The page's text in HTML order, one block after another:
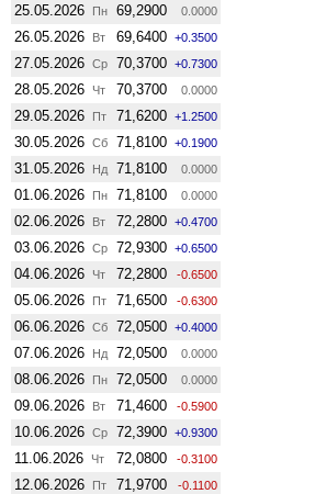
25.05.2026 Пн 69,2900 0.0000
26.05.2026 Вт 69,6400 +0.3500
27.05.2026 Ср 70,3700 +0.7300
28.05.2026 Чт 70,3700 0.0000
29.05.2026 Пт 71,6200 +1.2500
30.05.2026 Сб 71,8100 +0.1900
31.05.2026 Нд 71,8100 0.0000
01.06.2026 Пн 71,8100 0.0000
02.06.2026 Вт 72,2800 +0.4700
03.06.2026 Ср 72,9300 +0.6500
04.06.2026 Чт 72,2800 -0.6500
05.06.2026 Пт 71,6500 -0.6300
06.06.2026 Сб 72,0500 +0.4000
07.06.2026 Нд 72,0500 0.0000
08.06.2026 Пн 72,0500 0.0000
09.06.2026 Вт 71,4600 -0.5900
10.06.2026 Ср 72,3900 +0.9300
11.06.2026 Чт 72,0800 -0.3100
12.06.2026 Пт 71,9700 -0.1100